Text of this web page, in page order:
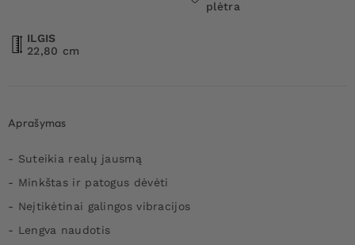
plėtra
ILGIS
22,80 cm
Aprašymas
- Suteikia realų jausmą
- Minkštas ir patogus dėvėti
- Neįtikėtinai galingos vibracijos
- Lengva naudotis